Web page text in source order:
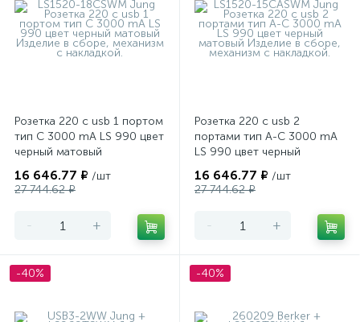
Розетка 220 с usb 1 портом
тип С 3000 mA LS 990 цвет
черный матовый
16 646.77 ₽ /шт
27 744.62 ₽
- +
Розетка 220 с usb 2
портами тип А-С 3000 mA
LS 990 цвет черный
16 646.77 ₽ /шт
27 744.62 ₽
- +
-40% -40%